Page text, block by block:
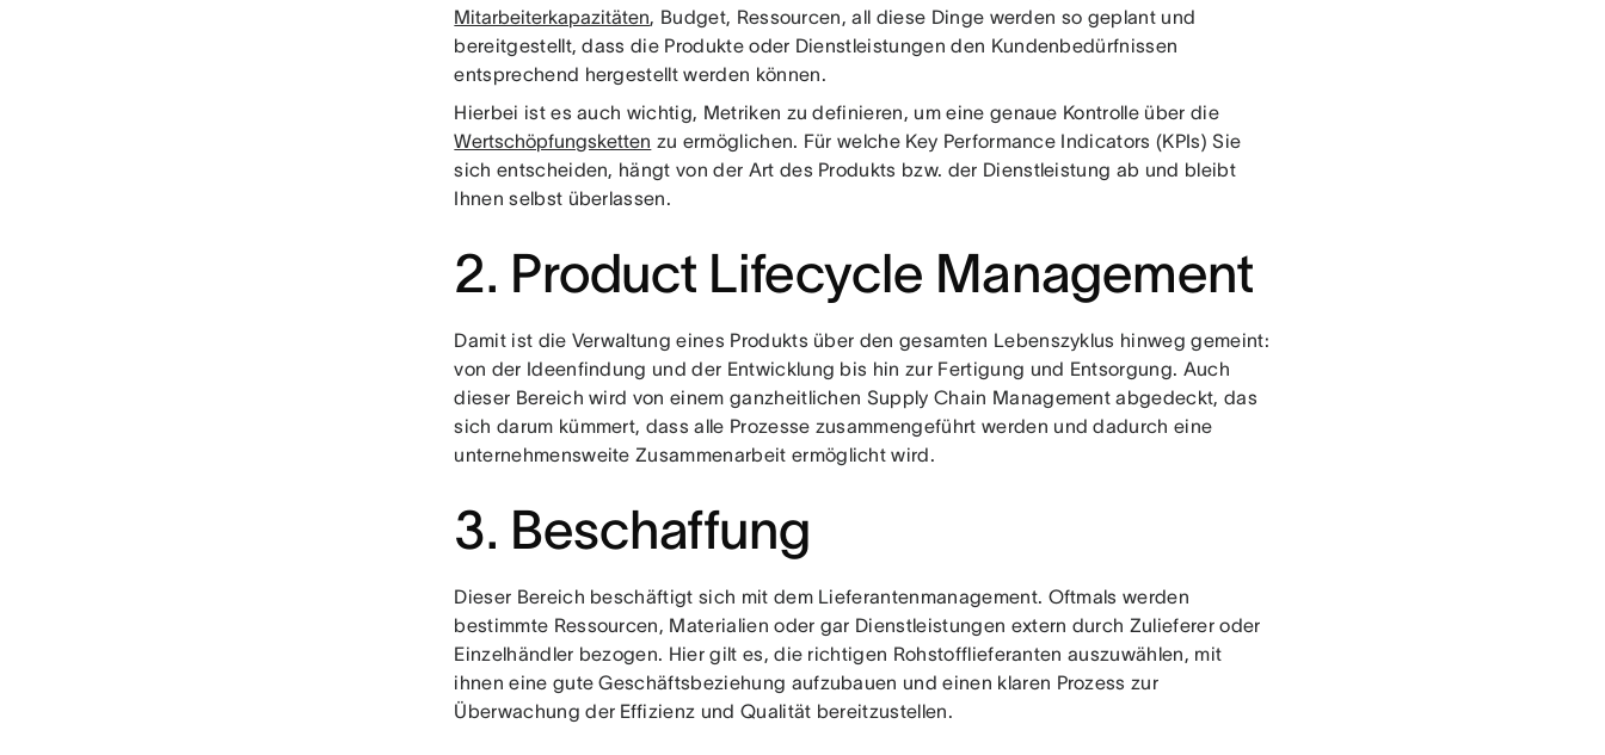
Mitarbeiterkapazitäten, Budget, Ressourcen, all diese Dinge werden so geplant und
bereitgestellt, dass die Produkte oder Dienstleistungen den Kundenbedürfnissen
entsprechend hergestellt werden können.
Hierbei ist es auch wichtig, Metriken zu definieren, um eine genaue Kontrolle über die
Wertschöpfungsketten zu ermöglichen. Für welche Key Performance Indicators (KPIs) Sie
sich entscheiden, hängt von der Art des Produkts bzw. der Dienstleistung ab und bleibt
Ihnen selbst überlassen.
2. Product Lifecycle Management
Damit ist die Verwaltung eines Produkts über den gesamten Lebenszyklus hinweg gemeint:
von der Ideenfindung und der Entwicklung bis hin zur Fertigung und Entsorgung. Auch
dieser Bereich wird von einem ganzheitlichen Supply Chain Management abgedeckt, das
sich darum kümmert, dass alle Prozesse zusammengeführt werden und dadurch eine
unternehmensweite Zusammenarbeit ermöglicht wird.
3. Beschaffung
Dieser Bereich beschäftigt sich mit dem Lieferantenmanagement. Oftmals werden
bestimmte Ressourcen, Materialien oder gar Dienstleistungen extern durch Zulieferer oder
Einzelhändler bezogen. Hier gilt es, die richtigen Rohstofflieferanten auszuwählen, mit
ihnen eine gute Geschäftsbeziehung aufzubauen und einen klaren Prozess zur
Überwachung der Effizienz und Qualität bereitzustellen.